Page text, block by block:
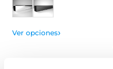
Ver opciones›